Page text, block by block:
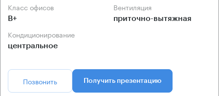
Класс офисов
B+
Вентиляция
приточно-вытяжная
Кондиционирование
центральное
Позвонить Получить презентацию